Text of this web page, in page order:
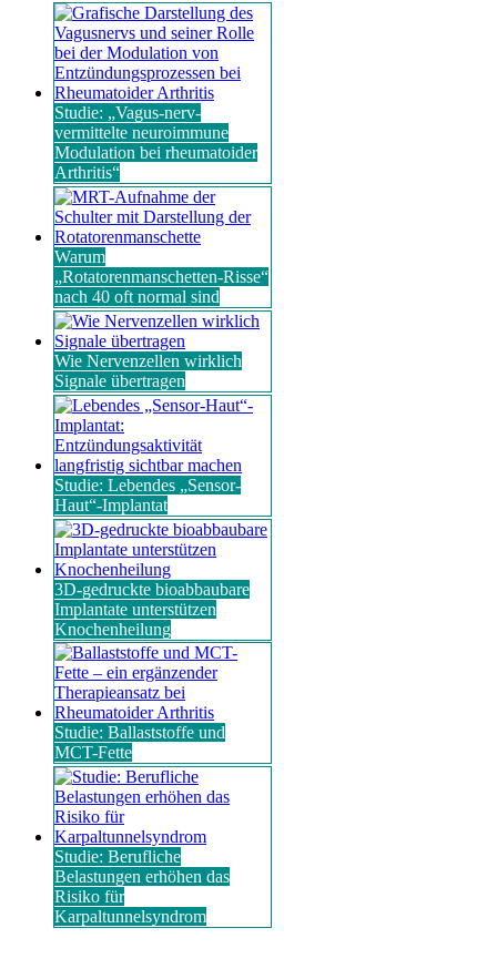
Studie: „Vagus-nerv-
vermittelte neuroimmune
Modulation bei rheumatoider
Arthritis“
Warum
„Rotatorenmanschetten-Risse“
nach 40 oft normal sind
Wie Nervenzellen wirklich
Signale übertragen
Studie: Lebendes „Sensor-
Haut“-Implantat
3D-gedruckte bioabbaubare
Implantate unterstützen
Knochenheilung
Studie: Ballaststoffe und
MCT-Fette
Studie: Berufliche
Belastungen erhöhen das
Risiko für
Karpaltunnelsyndrom